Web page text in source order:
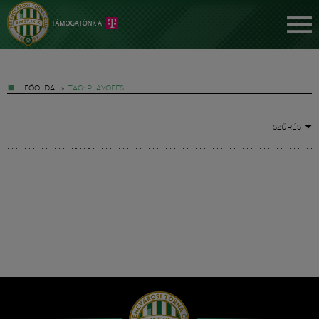
FŐOLDAL » TAG: PLAYOFFS
SZŰRÉS
Hírek